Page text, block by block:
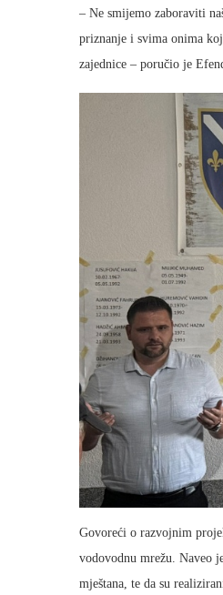
– Ne smijemo zaboraviti
priznanje i svima onima
zajednice – poručio je
Govoreći o razvojnim
vodovodnu mrežu. Naveo
mještana, te da su